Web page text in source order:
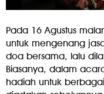
Pada 16 Agustus
untuk mengenang
doa bersama, lalu
Biasanya, dalam
hadiah untuk